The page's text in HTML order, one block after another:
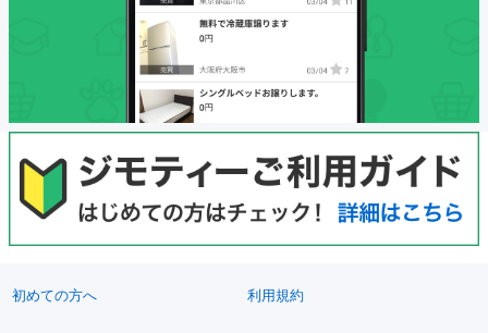
初めての方へ 利用規約